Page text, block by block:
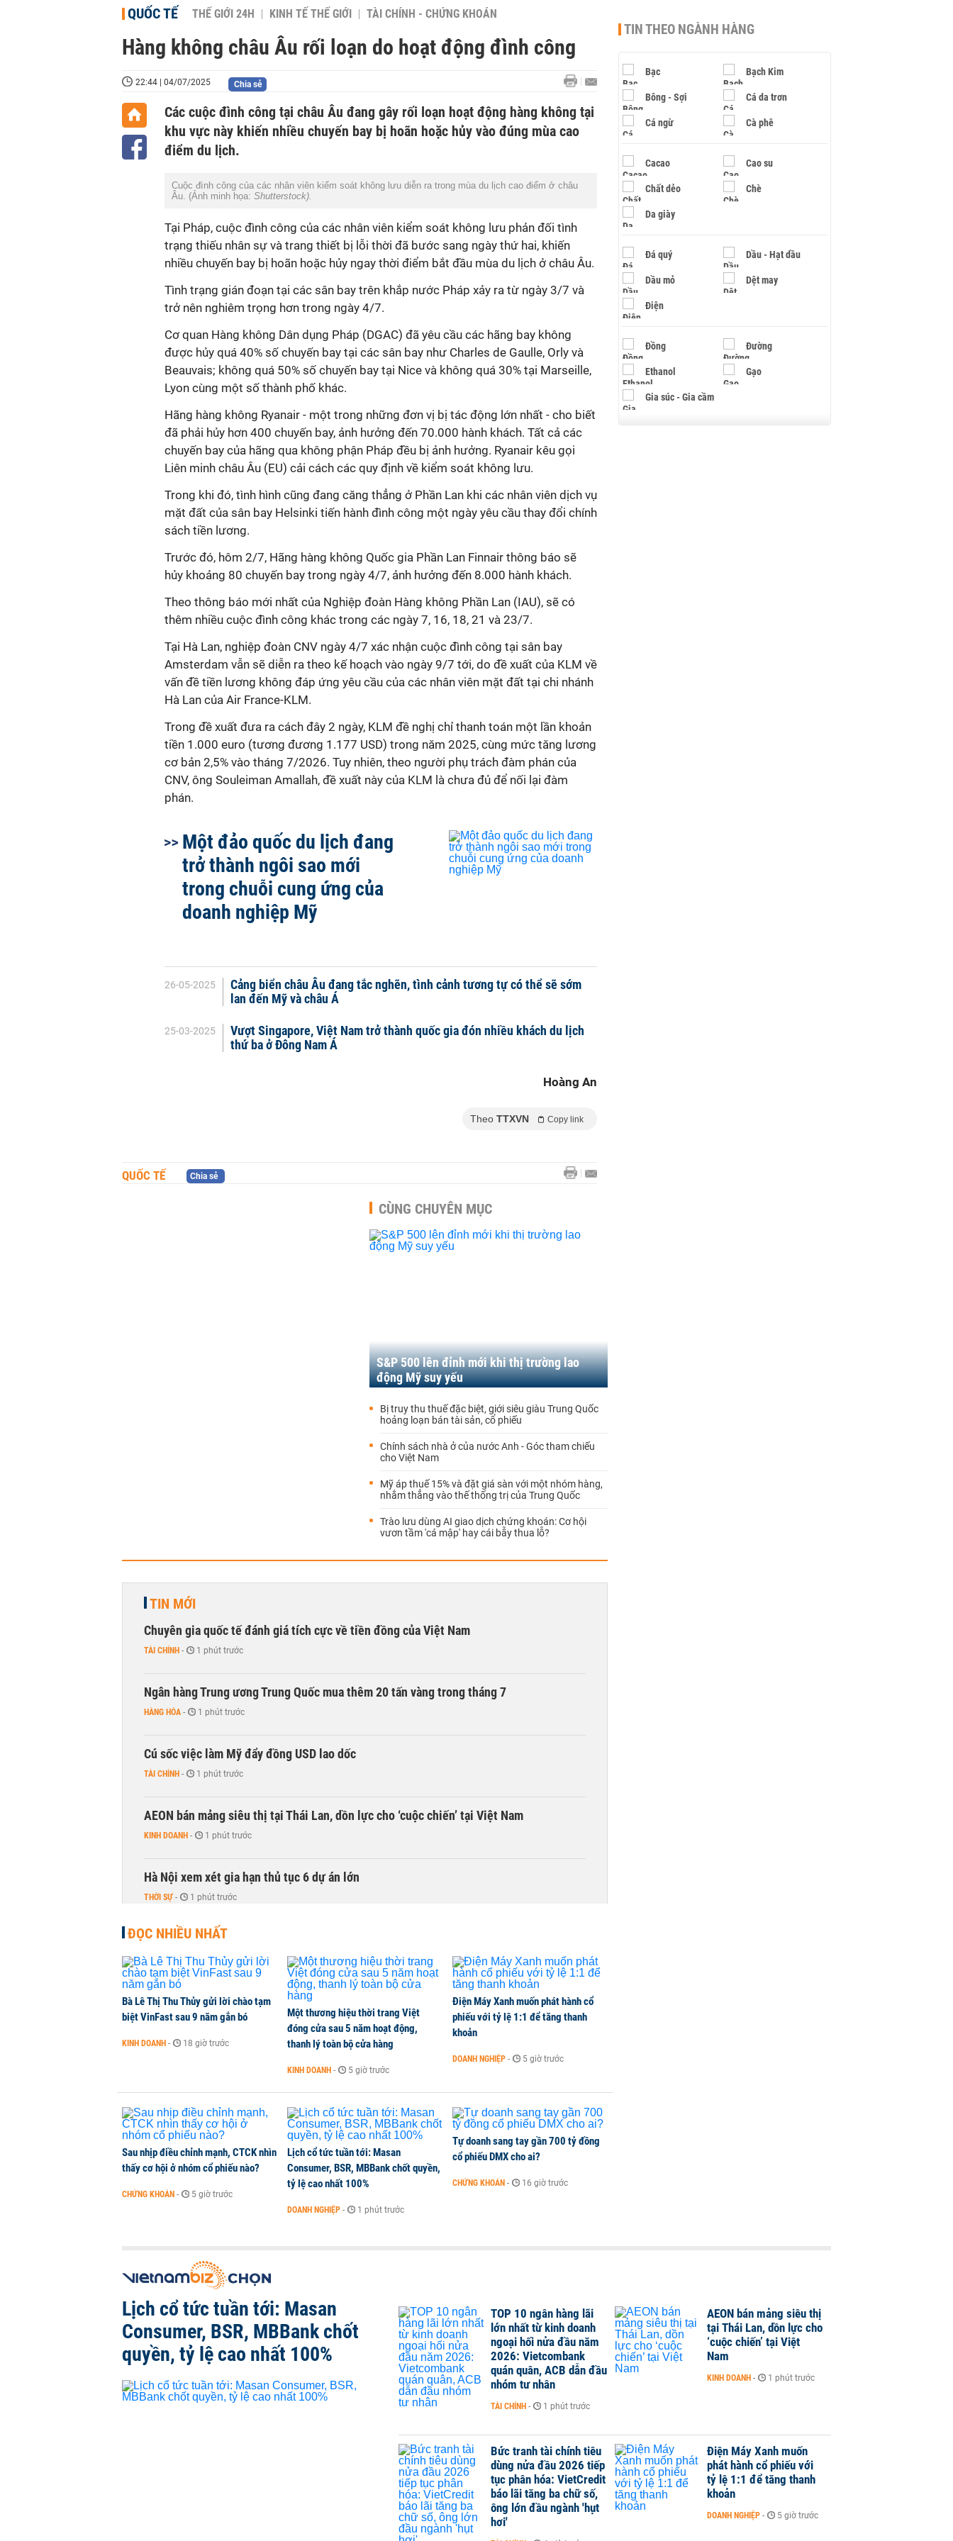
QUỐC TẾ THẾ GIỚI 24H KINH TẾ THẾ GIỚI TÀI CHÍNH - CHỨNG KHOÁN
Hàng không châu Âu rối loạn do hoạt động đình công
22:44 | 04/07/2025 Chia sẻ
Các cuộc đình công tại châu Âu đang gây rối loạn hoạt động hàng không tại
khu vực này khiến nhiều chuyến bay bị hoãn hoặc hủy vào đúng mùa cao
điểm du lịch.
Cuộc đình công của các nhân viên kiểm soát không lưu diễn ra trong mùa du lịch cao điểm ở châu
Âu. (Ảnh minh họa: Shutterstock).
Tại Pháp, cuộc đình công của các nhân viên kiểm soát không lưu phản đối tình
trạng thiếu nhân sự và trang thiết bị lỗi thời đã bước sang ngày thứ hai, khiến
nhiều chuyến bay bị hoãn hoặc hủy ngay thời điểm bắt đầu mùa du lịch ở châu Âu.
Tình trạng gián đoạn tại các sân bay trên khắp nước Pháp xảy ra từ ngày 3/7 và
trở nên nghiêm trọng hơn trong ngày 4/7.
Cơ quan Hàng không Dân dụng Pháp (DGAC) đã yêu cầu các hãng bay không
được hủy quá 40% số chuyến bay tại các sân bay như Charles de Gaulle, Orly và
Beauvais; không quá 50% số chuyến bay tại Nice và không quá 30% tại Marseille,
Lyon cùng một số thành phố khác.
Hãng hàng không Ryanair - một trong những đơn vị bị tác động lớn nhất - cho biết
đã phải hủy hơn 400 chuyến bay, ảnh hưởng đến 70.000 hành khách. Tất cả các
chuyến bay của hãng qua không phận Pháp đều bị ảnh hưởng. Ryanair kêu gọi
Liên minh châu Âu (EU) cải cách các quy định về kiểm soát không lưu.
Trong khi đó, tình hình cũng đang căng thẳng ở Phần Lan khi các nhân viên dịch vụ
mặt đất của sân bay Helsinki tiến hành đình công một ngày yêu cầu thay đổi chính
sách tiền lương.
Trước đó, hôm 2/7, Hãng hàng không Quốc gia Phần Lan Finnair thông báo sẽ
hủy khoảng 80 chuyến bay trong ngày 4/7, ảnh hưởng đến 8.000 hành khách.
Theo thông báo mới nhất của Nghiệp đoàn Hàng không Phần Lan (IAU), sẽ có
thêm nhiều cuộc đình công khác trong các ngày 7, 16, 18, 21 và 23/7.
Tại Hà Lan, nghiệp đoàn CNV ngày 4/7 xác nhận cuộc đình công tại sân bay
Amsterdam vẫn sẽ diễn ra theo kế hoạch vào ngày 9/7 tới, do đề xuất của KLM về
vấn đề tiền lương không đáp ứng yêu cầu của các nhân viên mặt đất tại chi nhánh
Hà Lan của Air France-KLM.
Trong đề xuất đưa ra cách đây 2 ngày, KLM đề nghị chỉ thanh toán một lần khoản
tiền 1.000 euro (tương đương 1.177 USD) trong năm 2025, cùng mức tăng lương
cơ bản 2,5% vào tháng 7/2026. Tuy nhiên, theo người phụ trách đàm phán của
CNV, ông Souleiman Amallah, đề xuất này của KLM là chưa đủ để nối lại đàm
phán.
Một đảo quốc du lịch đang
trở thành ngôi sao mới
trong chuỗi cung ứng của
doanh nghiệp Mỹ
26-05-2025
Cảng biển châu Âu đang tắc nghẽn, tình cảnh tương tự có thể sẽ sớm
lan đến Mỹ và châu Á
25-03-2025
Vượt Singapore, Việt Nam trở thành quốc gia đón nhiều khách du lịch
thứ ba ở Đông Nam Á
Hoàng An
Theo TTXVN Copy link
QUỐC TẾ Chia sẻ
CÙNG CHUYÊN MỤC
S&P 500 lên đỉnh mới khi thị trường lao
động Mỹ suy yếu
Bị truy thu thuế đặc biệt, giới siêu giàu Trung Quốc
hoảng loạn bán tài sản, cổ phiếu
Chính sách nhà ở của nước Anh - Góc tham chiếu
cho Việt Nam
Mỹ áp thuế 15% và đặt giá sàn với một nhóm hàng,
nhắm thẳng vào thế thống trị của Trung Quốc
Trào lưu dùng AI giao dịch chứng khoán: Cơ hội
vươn tầm 'cá mập' hay cái bẫy thua lỗ?
TIN MỚI
Chuyên gia quốc tế đánh giá tích cực về tiền đồng của Việt Nam
TÀI CHÍNH - 1 phút trước
Ngân hàng Trung ương Trung Quốc mua thêm 20 tấn vàng trong tháng 7
HÀNG HÓA - 1 phút trước
Cú sốc việc làm Mỹ đẩy đồng USD lao dốc
TÀI CHÍNH - 1 phút trước
AEON bán mảng siêu thị tại Thái Lan, dồn lực cho ‘cuộc chiến’ tại Việt Nam
KINH DOANH - 1 phút trước
Hà Nội xem xét gia hạn thủ tục 6 dự án lớn
THỜI SỰ - 1 phút trước
ĐỌC NHIỀU NHẤT
Bà Lê Thị Thu Thủy gửi lời chào tạm
biệt VinFast sau 9 năm gắn bó
KINH DOANH - 18 giờ trước
Một thương hiệu thời trang Việt
đóng cửa sau 5 năm hoạt động,
thanh lý toàn bộ cửa hàng
KINH DOANH - 5 giờ trước
Điện Máy Xanh muốn phát hành cổ
phiếu với tỷ lệ 1:1 để tăng thanh
khoản
DOANH NGHIỆP - 5 giờ trước
Sau nhịp điều chỉnh mạnh, CTCK nhìn
thấy cơ hội ở nhóm cổ phiếu nào?
CHỨNG KHOÁN - 5 giờ trước
Lịch cổ tức tuần tới: Masan
Consumer, BSR, MBBank chốt quyền,
tỷ lệ cao nhất 100%
DOANH NGHIỆP - 1 phút trước
Tự doanh sang tay gần 700 tỷ đồng
cổ phiếu DMX cho ai?
CHỨNG KHOÁN - 16 giờ trước
TIN THEO NGÀNH HÀNG
Bạc Bạch Kim
Bông - Sợi Cá da trơn
Cá ngừ Cà phê
Cacao Cao su
Chất dẻo Chè
Da giày
Đá quý Dầu - Hạt dầu
Dầu mỏ Dệt may
Điện
Đồng Đường
Ethanol Gạo
Gia súc - Gia cầm
Lịch cổ tức tuần tới: Masan
Consumer, BSR, MBBank chốt
quyền, tỷ lệ cao nhất 100%
TOP 10 ngân hàng lãi
lớn nhất từ kinh doanh
ngoại hối nửa đầu năm
2026: Vietcombank
quán quân, ACB dẫn đầu
nhóm tư nhân
TÀI CHÍNH - 1 phút trước
AEON bán mảng siêu thị
tại Thái Lan, dồn lực cho
‘cuộc chiến’ tại Việt
Nam
KINH DOANH - 1 phút trước
Bức tranh tài chính tiêu
dùng nửa đầu 2026 tiếp
tục phân hóa: VietCredit
báo lãi tăng ba chữ số,
ông lớn đầu ngành 'hụt
hơi'
Điện Máy Xanh muốn
phát hành cổ phiếu với
tỷ lệ 1:1 để tăng thanh
khoản
DOANH NGHIỆP - 5 giờ trước